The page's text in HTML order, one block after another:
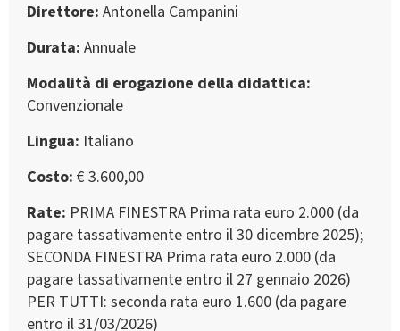
Direttore Antonella Campanini
Durata Annuale
Modalità di erogazione della didattica
Convenzionale
Lingua Italiano
Costo € 3.600,00
Rate PRIMA FINESTRA Prima rata euro 2.000 (da
pagare tassativamente entro il 30 dicembre 2025);
SECONDA FINESTRA Prima rata euro 2.000 (da
pagare tassativamente entro il 27 gennaio 2026)
PER TUTTI: seconda rata euro 1.600 (da pagare
entro il 31/03/2026)